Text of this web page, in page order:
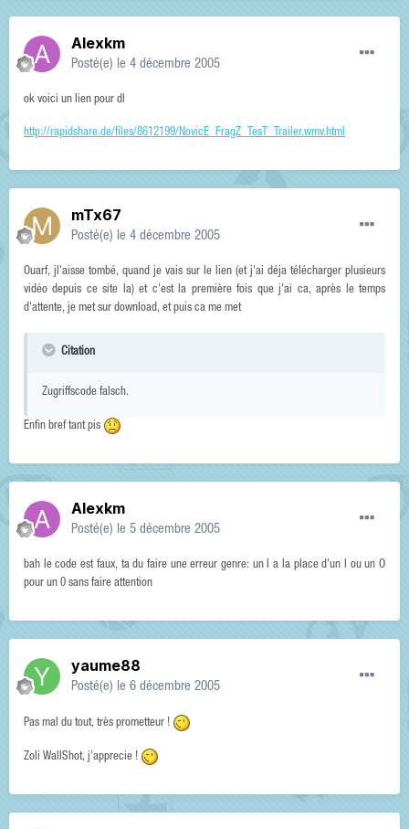
Alexkm
Posté(e) le 4 décembre 2005
ok voici un lien pour dl
http://rapidshare.de/files/8612199/NovicE_FragZ_TesT_Trailer.wmv.html
mTx67
Posté(e) le 4 décembre 2005
Ouarf, jl'aisse tombé, quand je vais sur le lien (et j'ai déja télécharger plusieurs
vidéo depuis ce site la) et c'est la première fois que j'ai ca, après le temps
d'attente, je met sur download, et puis ca me met
Citation
Zugriffscode falsch.
Enfin bref tant pis
Alexkm
Posté(e) le 5 décembre 2005
bah le code est faux, ta du faire une erreur genre: un I a la place d'un l ou un O
pour un 0 sans faire attention
yaume88
Posté(e) le 6 décembre 2005
Pas mal du tout, très prometteur !
Zoli WallShot, j'apprecie !